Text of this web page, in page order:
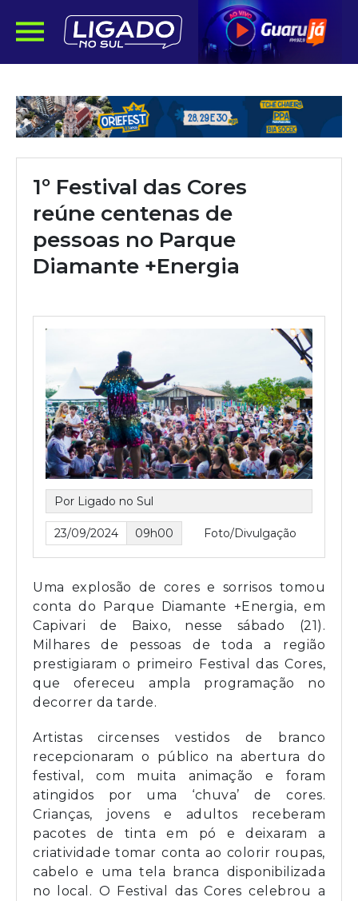
1º Festival das Cores
reúne centenas de
pessoas no Parque
Diamante +Energia
Por Ligado no Sul
23/09/2024 09h00 Foto/Divulgação
Uma explosão de cores e sorrisos tomou
conta do Parque Diamante +Energia, em
Capivari de Baixo, nesse sábado (21).
Milhares de pessoas de toda a região
prestigiaram o primeiro Festival das Cores,
que ofereceu ampla programação no
decorrer da tarde.
Artistas circenses vestidos de branco
recepcionaram o público na abertura do
festival, com muita animação e foram
atingidos por uma ‘chuva’ de cores.
Crianças, jovens e adultos receberam
pacotes de tinta em pó e deixaram a
criatividade tomar conta ao colorir roupas,
cabelo e uma tela branca disponibilizada
no local. O Festival das Cores celebrou a